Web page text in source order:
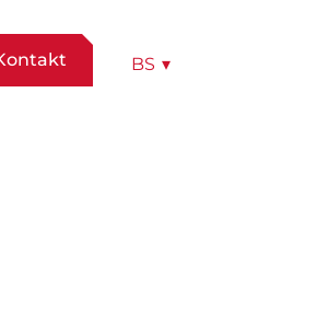
BS ▾